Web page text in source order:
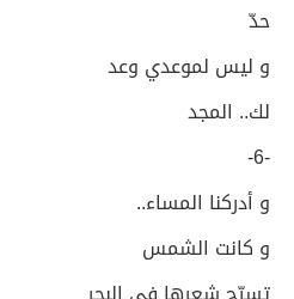
حدّ
و ليس لموعدي وعد
لك.. المجد
-6-
و أدركنا المساء..
و كانت الشمس